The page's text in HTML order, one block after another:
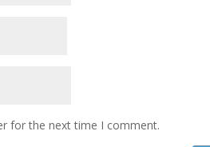
for the next time I comment.